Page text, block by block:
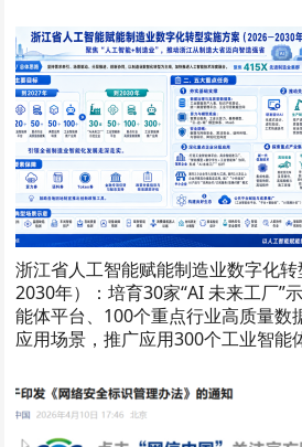
浙江省人工智能赋能制造业数字化
2030年）：培育30家“AI 未来工厂”
能体平台、100个重点行业高质量数
应用场景，推广应用300个工业智能